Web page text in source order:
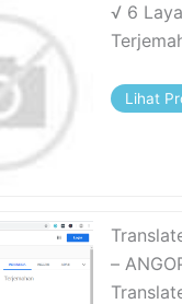
√ 6
Lihat
–